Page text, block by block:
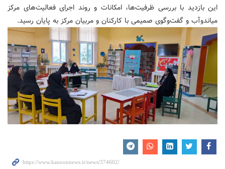
این بازدید با بررسی ظرفیت‌ها، امکانات و روند اجرای فعالیت‌های مرکز
میاندوآب و گفت‌وگوی صمیمی با کارکنان و مربیان مرکز به پایان رسید.